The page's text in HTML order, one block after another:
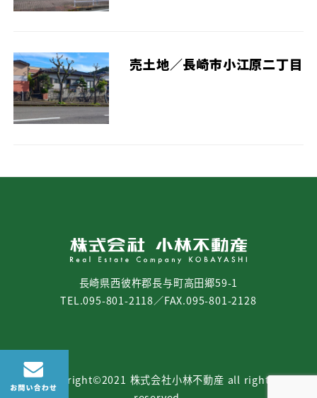
売土地／長崎市小江原二丁目
長崎県西彼杵郡長与町高田郷59-1
TEL.095-801-2118／FAX.095-801-2128
copyright©2021 株式会社小林不動産 all rights